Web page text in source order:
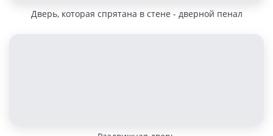
Дверь, которая спрятана в стене - дверной пенал